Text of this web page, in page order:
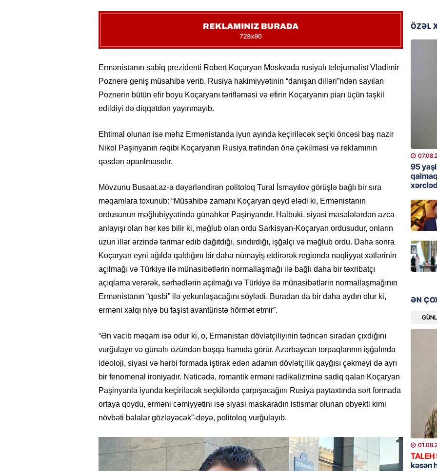
Ermənistanın sabiq prezidenti Robert Koçaryan Moskvada rusiyalı telejurnalist Vladimir
Poznerə geniş müsahibə verib. Rusiya hakimiyyətinin “danışan dilləri”ndən sayılan
Poznerin bütün efir boyu Koçaryanı tərifləməsi və efirin Koçaryanın piarı üçün təşkil
edildiyi də diqqətdən yayınmayıb.
Ehtimal olunan isə məhz Ermənistanda iyun ayında keçiriləcək seçki öncəsi baş nazir
Nikol Paşinyanın rəqibi Koçaryanın Rusiya trəfindən önə çəkilməsi və reklamının
qəsdən aparılmasıdır.
Mövzunu Busaat.az-a dəyərləndirən politoloq Tural İsmayılov görüşlə bağlı bir sıra
məqamlara toxunub: “Müsahibə zamanı Koçaryan qeyd elədi ki, Ermənistanın
ordusunun məğlubiyyətində günahkar Paşinyandır. Halbuki, siyasi məsələlərdən azca
anlayışı olan hər kəs bilir ki, məğlub olan ordu Sarkisyan-Koçaryan ordusudur, onların
uzun illər ərzində tarimar edib dağıtdığı, sındırdığı, işğalçı və məğlub ordu. Daha sonra
Koçaryan eyni ağılda qaldığını bir daha nümayiş etdirərək regionda nəqliyyat xətlərinin
açılmağı və Türkiyə ilə münasibətlərin normallaşmağı ilə bağlı daha bir təxribatçı
açıqlama verərək, sərhədlərin açılmağı və Türkiyə ilə münasibətlərin normallaşmağının
Ermənistanın “qəsbi” ilə yekunlaşacağını söylədi. Buradan da bir daha aydın olur ki,
erməni xalqı niyə bu faşist avantüristə hörmət etmir”.
“Ən vacib məqam isə odur ki, o, Ermənistan dövlətçiliyinin tədricən sıradan çıxdığını
vurğulayır və günahı özündən başqa hamıda görür. Azərbaycan torpaqlarının işğalında
ideoloji, siyasi və hərbi formada iştirak edən adamın dövlətçilik qayğısı çəkməyi də ayrı
bir fenomenal ironiyadır. Nəticədə, romantik erməni radikalizminə sadiq qalan Koçaryan
Paşinyanla iyunda keçiriləcək seçkilərdə çarpışacağını Rusiya paytaxtında sərt formada
ortaya qoydu, erməni cəmiyyətini isə siyasi maskaradın istismar olunan obyekti kimi
növbəti bəlalar gözləyəcək”-deyə, politoloq vurğulayıb.
bağlı
Çin
MANŞET
“Birgə
GÜNDƏM
Dosye
ÖZƏL
95
ƏN
TALEH
kəsən